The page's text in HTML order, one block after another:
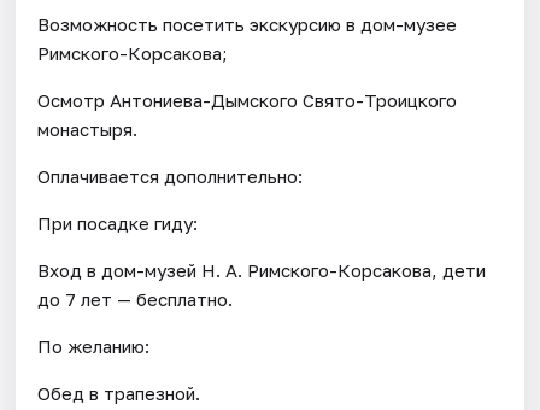
Возможность посетить экскурсию в дом-музее
Римского-Корсакова;
Осмотр Антониева-Дымского Свято-Троицкого
монастыря.
Оплачивается дополнительно:
При посадке гиду:
Вход в дом-музей Н. А. Римского-Корсакова, дети
до 7 лет — бесплатно.
По желанию:
Обед в трапезной.